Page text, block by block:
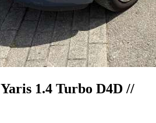
Yaris 1.4 Turbo D4D //